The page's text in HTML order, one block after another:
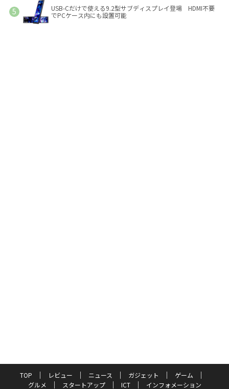
USB-Cだけで使える9.2型サブディスプレイ登場 HDMI不要
でPCケース内にも設置可能
TOP レビュー ニュース ガジェット
ゲーム
グルメ
スタートアップ ICT インフォメーション